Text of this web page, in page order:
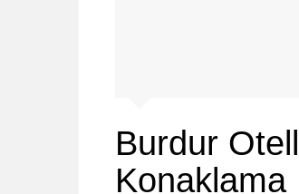
Burdur
Konaklama